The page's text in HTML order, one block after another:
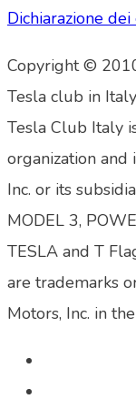
Dichiarazione dei
Copyright ©
Tesla club in
Tesla Club Italy
organization and
Inc. or its
MODEL 3,
TESLA and T
are trademarks
Motors, Inc. in